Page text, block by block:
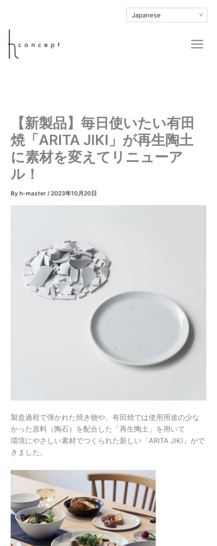
∨
【新製品】毎日使いたい有田
焼「ARITA JIKI」が再生陶土
に素材を変えてリニューア
ル！
By h-master/2023年10月20日
製造過程で弾かれた焼き物や、有田焼では使用用途の少な
かった原料（陶石）を配合した「再生陶土」を用いて
環境にやさしい素材でつくられた新しい「ARITA JIKI」がで
きました。